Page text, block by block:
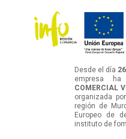
Desde el día
empresa
COMERCIAL
organizada
región de
Europeo de
instituto de